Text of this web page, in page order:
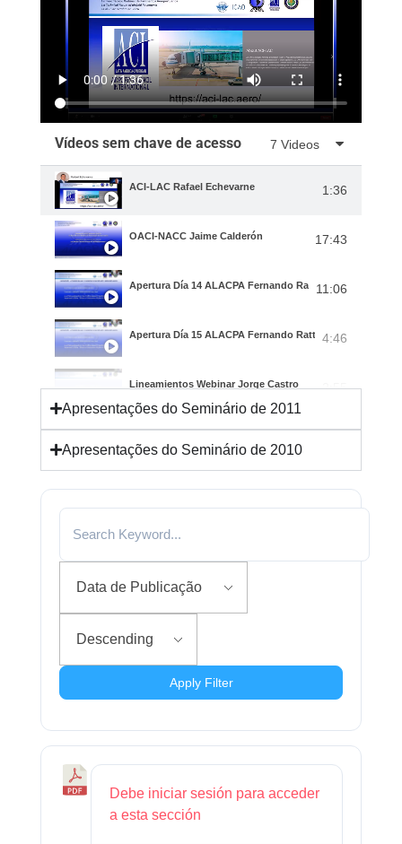
Vídeos sem chave de acesso 7 Videos
ACI-LAC Rafael Echevarne 1:36
OACI-NACC Jaime Calderón 17:43
Apertura Día 14 ALACPA Fernando Ratto11:06
Apertura Día 15 ALACPA Fernando Ratto 4:46
Lineamientos Webinar Jorge Castro 2:55
Lineamientos Webinar Mauricio Ortiz
1:23
Apresentações do Seminário de 2011
Apresentações do Seminário de 2010
Apply Filter
D
Debe iniciar sesión para acceder
a esta sección